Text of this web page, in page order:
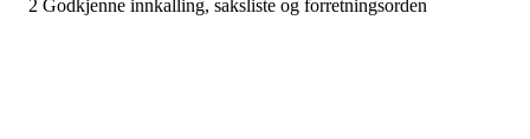
2 Godkjenne innkalling, saksliste og forretningsorden